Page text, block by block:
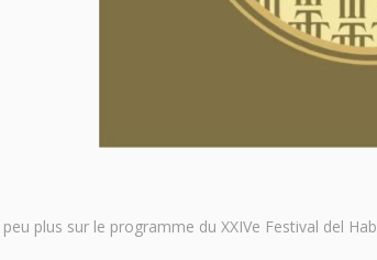
plus sur le programme du XXIVe Festival del